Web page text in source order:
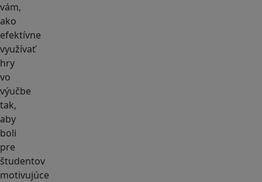
vám,
ako
efektívne
využívať
hry
vo
výučbe
tak,
aby
boli
pre
študentov
motivujúce